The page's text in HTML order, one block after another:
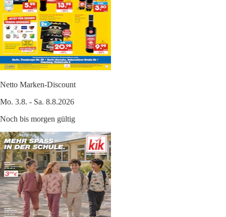
Netto Marken-Discount
Mo. 3.8. - Sa. 8.8.2026
Noch bis morgen gültig